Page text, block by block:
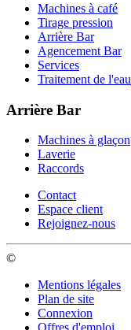
Machines à café
Tirage pression
Arrière Bar
Agencement Bar
Services
Traitement de l'eau
Arrière Bar
Machines à glaçon
Laverie
Raccords
Contact
Espace client
Rejoignez-nous
©
Mentions légales
Plan de site
Connexion